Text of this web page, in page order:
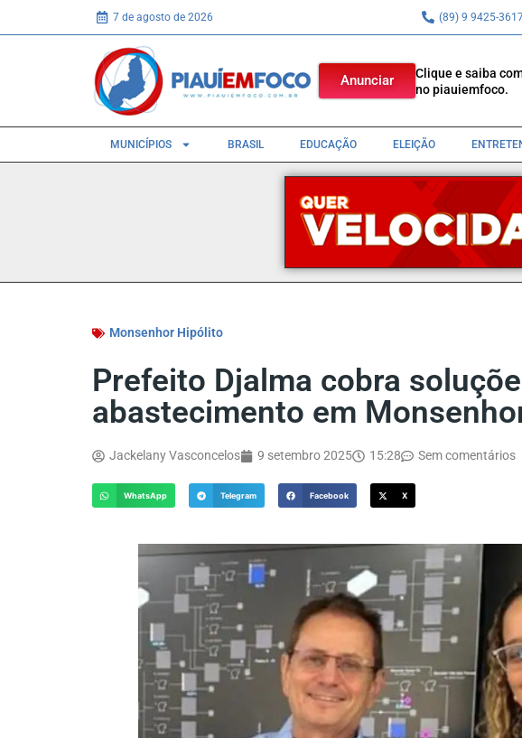
7 de agosto de 2026 (89) 9 9425-
Anunciar
Clique e saiba
no piauiemfoco.
MUNICÍPIOS BRASIL EDUCAÇÃO ELEIÇÃO
Monsenhor Hipólito
Prefeito Djalma cobra
abastecimento em
Jackelany Vasconcelos 9 setembro 2025 15:28 Sem comentários
WhatsApp Telegram Facebook X